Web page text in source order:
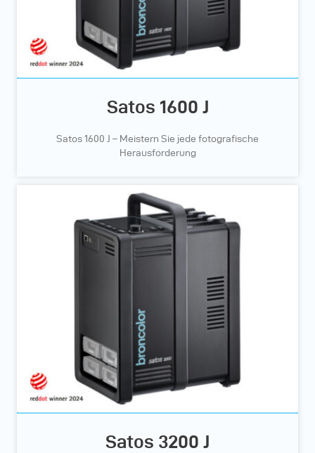
Satos 1600 J
Satos 1600 J – Meistern Sie jede fotografische
Herausforderung
Satos 3200 J